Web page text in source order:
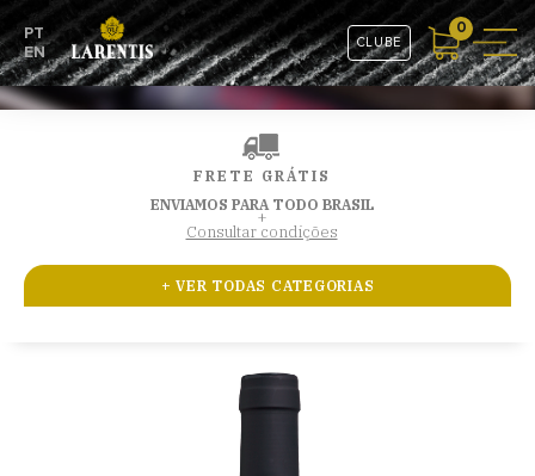
PT
EN
CLUBE
0
FRETE GRÁTIS
ENVIAMOS PARA TODO BRASIL
+
Consultar condições
+ VER TODAS CATEGORIAS
ESPUMANTES